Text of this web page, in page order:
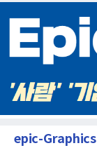
epic-Graphics